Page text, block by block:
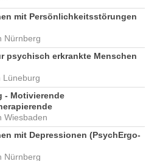
mit Persönlichkeitsstörungen
Nürnberg
psychisch erkrankte Menschen
Lüneburg
- Motivierende
Wiesbaden
mit Depressionen (PsychErgo-
Nürnberg